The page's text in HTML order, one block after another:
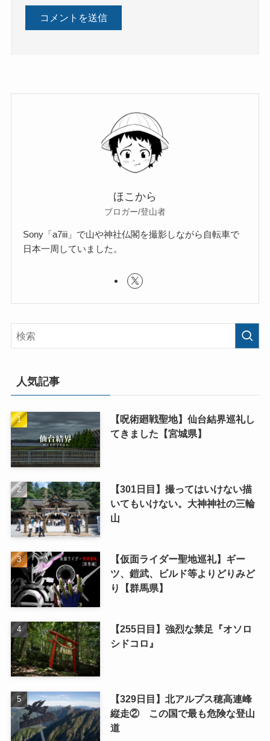
ほこから
ブロガー/登山者
Sony「a7iii」で山や神社仏閣を撮影しながら自転車で
日本一周していました。
人気記事
【呪術廻戦聖地】仙台結界巡礼し
てきました【宮城県】
【301日目】撮ってはいけない描
いてもいけない。大神神社の三輪
山
【仮面ライダー聖地巡礼】ギー
ツ、鎧武、ビルド等よりどりみど
り【群馬県】
【255日目】強烈な禁足『オソロ
シドコロ』
【329日目】北アルプス穂高連峰
縦走② この国で最も危険な登山
道